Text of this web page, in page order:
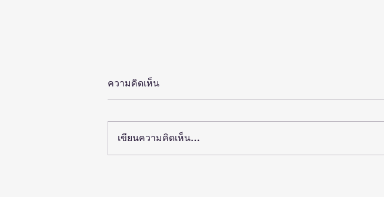
ความคิดเห็น
เขียนความคิดเห็น…